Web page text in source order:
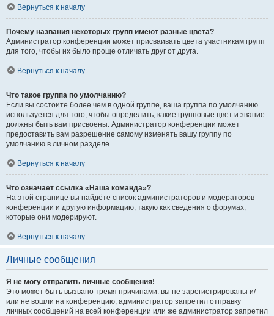
Вернуться к началу
Почему названия некоторых групп имеют разные цвета?
Администратор конференции может присваивать цвета участникам групп
для того, чтобы их было проще отличать друг от друга.
Вернуться к началу
Что такое группа по умолчанию?
Если вы состоите более чем в одной группе, ваша группа по умолчанию
используется для того, чтобы определить, какие групповые цвет и звание
должны быть вам присвоены. Администратор конференции может
предоставить вам разрешение самому изменять вашу группу по
умолчанию в личном разделе.
Вернуться к началу
Что означает ссылка «Наша команда»?
На этой странице вы найдёте список администраторов и модераторов
конференции и другую информацию, такую как сведения о форумах,
которые они модерируют.
Вернуться к началу
Личные сообщения
Я не могу отправить личные сообщения!
Это может быть вызвано тремя причинами: вы не зарегистрированы и/
или не вошли на конференцию, администратор запретил отправку
личных сообщений на всей конференции или же администратор запретил